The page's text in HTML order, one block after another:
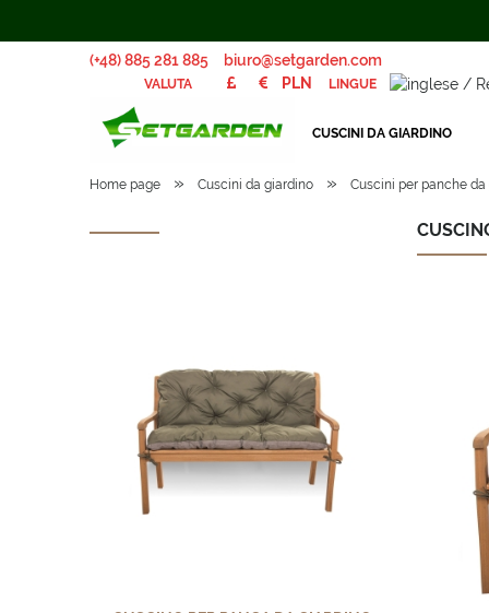
(+48) 885 281 885 biuro@setgarden.com
LINGUE
VALUTA
CUSCINI DA GIARDINO
Home page » Cuscini da giardino » Cuscini per panche